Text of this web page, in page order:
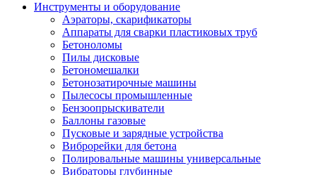
Инструменты и оборудование
Аэраторы, скарификаторы
Аппараты для сварки пластиковых труб
Бетоноломы
Пилы дисковые
Бетономешалки
Бетонозатирочные машины
Пылесосы промышленные
Бензоопрыскиватели
Баллоны газовые
Пусковые и зарядные устройства
Виброрейки для бетона
Полировальные машины универсальные
Вибраторы глубинные